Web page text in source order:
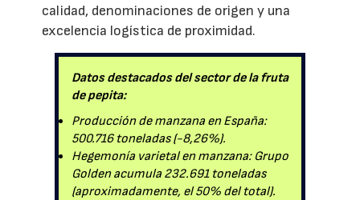
calidad, denominaciones de origen y una
excelencia logística de proximidad.
Datos destacados del sector de la fruta
de pepita:
Producción de manzana en España:
500.716 toneladas (-8,26%).
Hegemonía varietal en manzana: Grupo
Golden acumula 232.691 toneladas
(aproximadamente, el 50% del total).